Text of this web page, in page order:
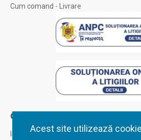
Acest site utilizează
Cum comand - Livrare
Contul Meu
Inregistrare